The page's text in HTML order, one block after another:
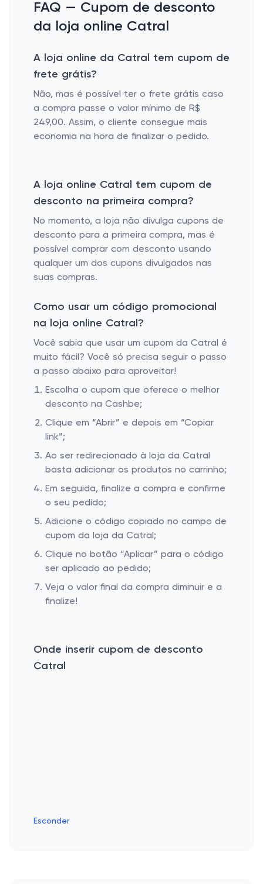
FAQ — Cupom de desconto
da loja online Catral
A loja online da Catral tem cupom de
frete grátis?
Não, mas é possível ter o frete grátis caso
a compra passe o valor mínimo de R$
249,00. Assim, o cliente consegue mais
economia na hora de finalizar o pedido.
A loja online Catral tem cupom de
desconto na primeira compra?
No momento, a loja não divulga cupons de
desconto para a primeira compra, mas é
possível comprar com desconto usando
qualquer um dos cupons divulgados nas
suas compras.
Como usar um código promocional
na loja online Catral?
Você sabia que usar um cupom da Catral é
muito fácil? Você só precisa seguir o passo
a passo abaixo para aproveitar!
Escolha o cupom que oferece o melhor
desconto na Cashbe;
Clique em “Abrir” e depois em “Copiar
link”;
Ao ser redirecionado à loja da Catral
basta adicionar os produtos no carrinho;
Em seguida, finalize a compra e confirme
o seu pedido;
Adicione o código copiado no campo de
cupom da loja da Catral;
Clique no botão “Aplicar” para o código
ser aplicado ao pedido;
Veja o valor final da compra diminuir e a
finalize!
Onde inserir cupom de desconto
Catral
Esconder